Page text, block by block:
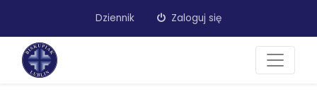
Dziennik Zaloguj się